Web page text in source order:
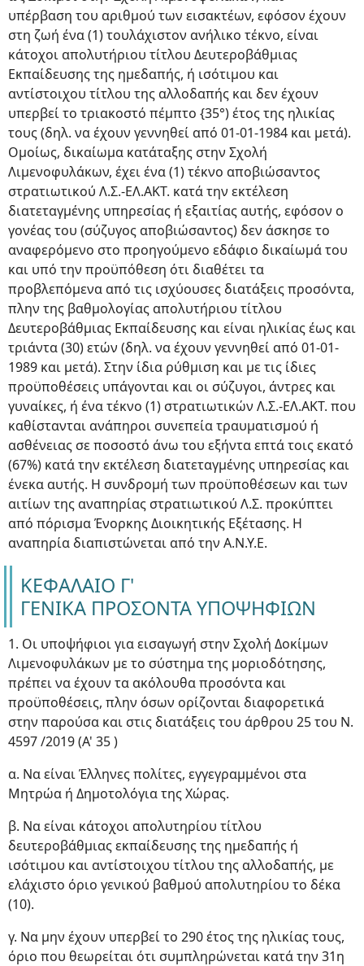
υπέρβαση του αριθμού των εισακτέων, εφόσον έχουν
στη ζωή ένα (1) τουλάχιστον ανήλικο τέκνο, είναι
κάτοχοι απολυτήριου τίτλου Δευτεροβάθμιας
Εκπαίδευσης της ημεδαπής, ή ισότιμου και
αντίστοιχου τίτλου της αλλοδαπής και δεν έχουν
υπερβεί το τριακοστό πέμπτο {35°) έτος της ηλικίας
τους (δηλ. να έχουν γεννηθεί από 01-01-1984 και μετά).
Ομοίως, δικαίωμα κατάταξης στην Σχολή
Λιμενοφυλάκων, έχει ένα (1) τέκνο αποβιώσαντος
στρατιωτικού Λ.Σ.-ΕΛ.ΑΚΤ. κατά την εκτέλεση
διατεταγμένης υπηρεσίας ή εξαιτίας αυτής, εφόσον ο
γονέας του (σύζυγος αποβιώσαντος) δεν άσκησε το
αναφερόμενο στο προηγούμενο εδάφιο δικαίωμά του
και υπό την προϋπόθεση ότι διαθέτει τα
προβλεπόμενα από τις ισχύουσες διατάξεις προσόντα,
πλην της βαθμολογίας απολυτήριου τίτλου
Δευτεροβάθμιας Εκπαίδευσης και είναι ηλικίας έως και
τριάντα (30) ετών (δηλ. να έχουν γεννηθεί από 01-01-
1989 και μετά). Στην ίδια ρύθμιση και με τις ίδιες
προϋποθέσεις υπάγονται και οι σύζυγοι, άντρες και
γυναίκες, ή ένα τέκνο (1) στρατιωτικών Λ.Σ.-ΕΛ.ΑΚΤ. που
καθίστανται ανάπηροι συνεπεία τραυματισμού ή
ασθένειας σε ποσοστό άνω του εξήντα επτά τοις εκατό
(67%) κατά την εκτέλεση διατεταγμένης υπηρεσίας και
ένεκα αυτής. Η συνδρομή των προϋποθέσεων και των
αιτίων της αναπηρίας στρατιωτικού Λ.Σ. προκύπτει
από πόρισμα Ένορκης Διοικητικής Εξέτασης. Η
αναπηρία διαπιστώνεται από την Α.Ν.Υ.Ε.
ΚΕΦΑΛΑΙΟ Γ'
ΓΕΝΙΚΑ ΠΡΟΣΟΝΤΑ ΥΠΟΨΗΦΙΩΝ
1. Οι υποψήφιοι για εισαγωγή στην Σχολή Δοκίμων
Λιμενοφυλάκων με το σύστημα της μοριοδότησης,
πρέπει να έχουν τα ακόλουθα προσόντα και
προϋποθέσεις, πλην όσων ορίζονται διαφορετικά
στην παρούσα και στις διατάξεις του άρθρου 25 του Ν.
4597 /2019 (Α' 35 )
α. Να είναι Έλληνες πολίτες, εγγεγραμμένοι στα
Μητρώα ή Δημοτολόγια της Χώρας.
β. Να είναι κάτοχοι απολυτηρίου τίτλου
δευτεροβάθμιας εκπαίδευσης της ημεδαπής ή
ισότιμου και αντίστοιχου τίτλου της αλλοδαπής, με
ελάχιστο όριο γενικού βαθμού απολυτηρίου το δέκα
(10).
γ. Να μην έχουν υπερβεί το 290 έτος της ηλικίας τους,
όριο που θεωρείται ότι συμπληρώνεται κατά την 31η